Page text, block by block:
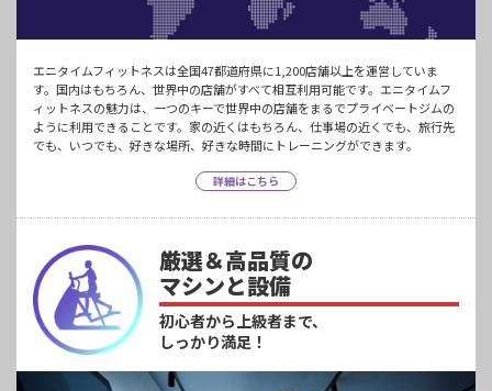
エニタイムフィットネスは全国47都道府県に1,200店舗以上を運営していま
す。国内はもちろん、世界中の店舗がすべて相互利用可能です。エニタイムフ
ィットネスの魅力は、一つのキーで世界中の店舗をまるでプライベートジムの
ように利用できることです。家の近くはもちろん、仕事場の近くでも、旅行先
でも、いつでも、好きな場所、好きな時間にトレーニングができます。
詳細はこちら
厳選＆高品質の
マシンと設備
初心者から上級者まで、
しっかり満足！